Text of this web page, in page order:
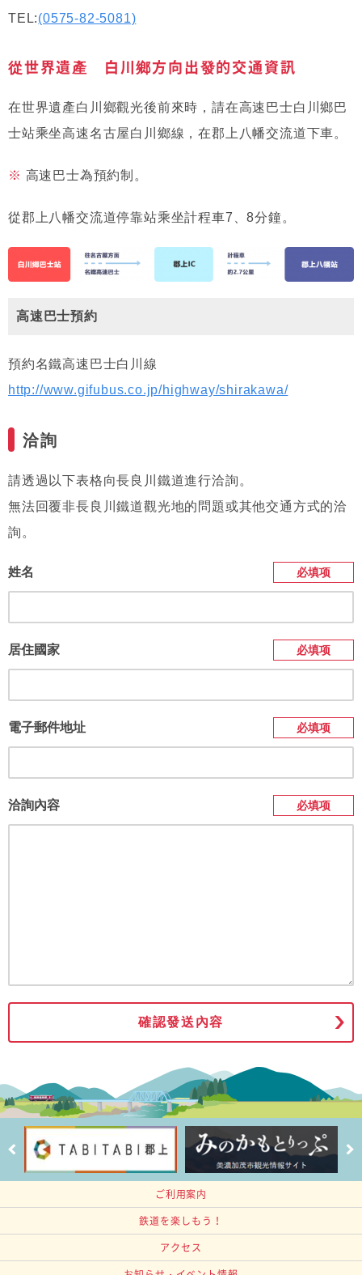
TEL:(0575-82-5081)
從世界遺產 白川鄉方向出發的交通資訊
在世界遺產白川鄉觀光後前來時，請在高速巴士白川鄉巴
士站乘坐高速名古屋白川鄉線，在郡上八幡交流道下車。
高速巴士為預約制。
從郡上八幡交流道停靠站乘坐計程車7、8分鐘。
高速巴士預約
預約名鐵高速巴士白川線
http://www.gifubus.co.jp/highway/shirakawa/
洽詢
請透過以下表格向長良川鐵道進行洽詢。
無法回覆非長良川鐵道觀光地的問題或其他交通方式的洽
詢。
姓名 必填项
居住國家 必填项
電子郵件地址 必填项
洽詢內容 必填项
確認發送內容
ご利用案内
鉄道を楽しもう！
アクセス